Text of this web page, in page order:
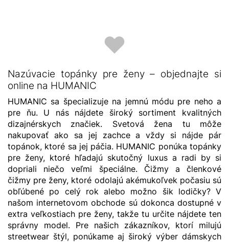
Nazúvacie topánky pre ženy – objednajte si
online na HUMANIC
HUMANIC sa špecializuje na jemnú módu pre neho a
pre ňu. U nás nájdete široký sortiment kvalitných
dizajnérskych značiek. Svetová žena tu môže
nakupovať ako sa jej zachce a vždy si nájde pár
topánok, ktoré sa jej páčia. HUMANIC ponúka topánky
pre ženy, ktoré hľadajú skutočný luxus a radi by si
dopriali niečo veľmi špeciálne. Čižmy a členkové
čižmy pre ženy, ktoré odolajú akémukoľvek počasiu sú
obľúbené po celý rok alebo možno šik lodičky? V
našom internetovom obchode sú dokonca dostupné v
extra veľkostiach pre ženy, takže tu určite nájdete ten
správny model. Pre našich zákazníkov, ktorí milujú
streetwear štýl, ponúkame aj široký výber dámskych